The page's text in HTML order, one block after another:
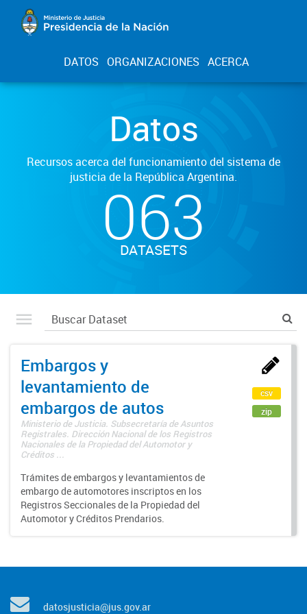
DATOS ORGANIZACIONES ACERCA
Datos
Recursos acerca del funcionamiento del sistema de
justicia de la República Argentina.
063
DATASETS
Embargos y
levantamiento de
embargos de autos
Ministerio de Justicia. Subsecretaría de Asuntos
Registrales. Dirección Nacional de los Registros
Nacionales de la Propiedad del Automotor y
Créditos ...
Trámites de embargos y levantamientos de
embargo de automotores inscriptos en los
Registros Seccionales de la Propiedad del
Automotor y Créditos Prendarios.
csv
zip
datosjusticia@jus.gov.ar